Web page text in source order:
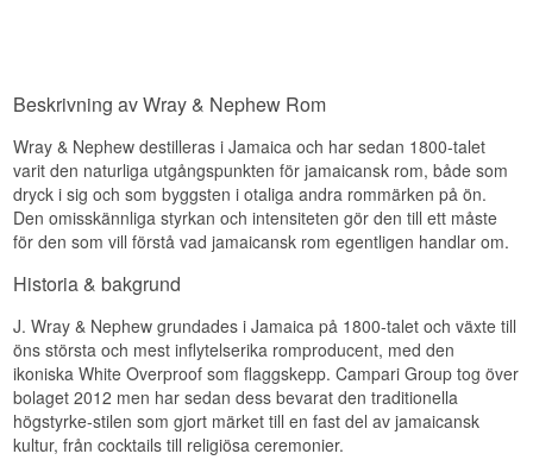
Beskrivning av Wray & Nephew Rom
Wray & Nephew destilleras i Jamaica och har sedan 1800-talet
varit den naturliga utgångspunkten för jamaicansk rom, både som
dryck i sig och som byggsten i otaliga andra rommärken på ön.
Den omisskännliga styrkan och intensiteten gör den till ett måste
för den som vill förstå vad jamaicansk rom egentligen handlar om.
Historia & bakgrund
J. Wray & Nephew grundades i Jamaica på 1800-talet och växte till
öns största och mest inflytelserika romproducent, med den
ikoniska White Overproof som flaggskepp. Campari Group tog över
bolaget 2012 men har sedan dess bevarat den traditionella
högstyrke-stilen som gjort märket till en fast del av jamaicansk
kultur, från cocktails till religiösa ceremonier.